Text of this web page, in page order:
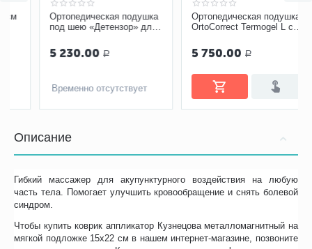
Ортопедическая подушка
под шею «Детензор» для
5 230.00 Р
Временно отсутствует
Ортопедическая подушка
OrtoСorrect Termogel L с
5 750.00 Р
Описание
Гибкий массажер для акупунктурного воздействия на любую
часть тела. Помогает улучшить кровообращение и снять болевой
синдром.
Чтобы купить коврик аппликатор Кузнецова металломагнитный на
мягкой подложке 15х22 см в нашем интернет-магазине, позвоните